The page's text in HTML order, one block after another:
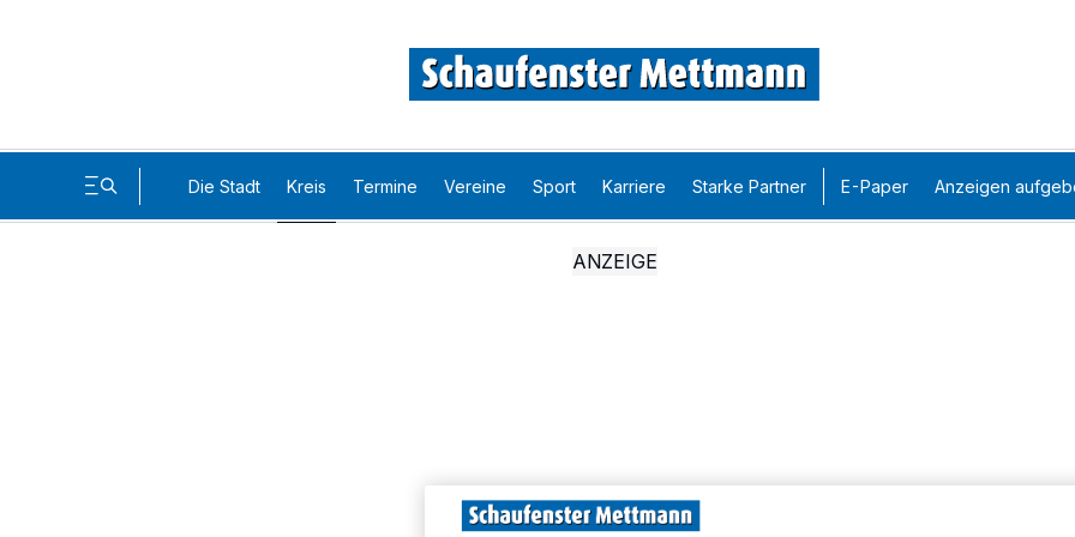
Die Stadt Kreis Termine Vereine Sport Karriere Starke Partner E-Paper Anzeigen